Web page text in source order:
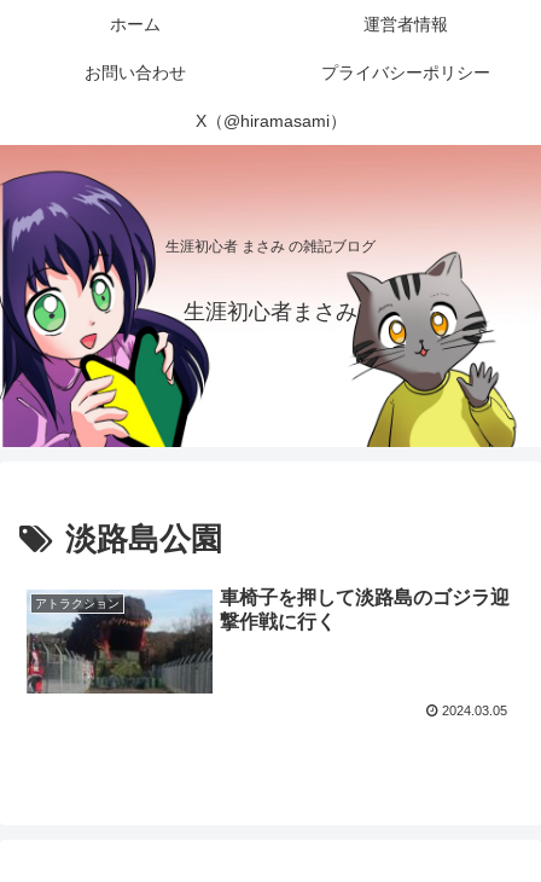
生涯初心者 まさみ の雑記ブログ
生涯初心者まさみ
ホーム 運営者情報
お問い合わせ プライバシーポリシー
X（@hiramasami）
淡路島公園
アトラクション
車椅子を押して淡路島のゴジラ迎
撃作戦に行く
2024.03.05